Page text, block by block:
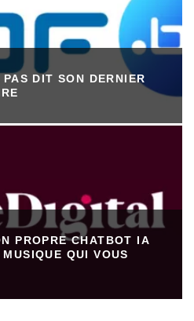
DIT SON DERNIER
PROPRE CHATBOT IA
QUI VOUS